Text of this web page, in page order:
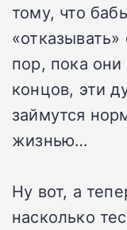
тому, что
пор, пока они
концов, эти
займутся
жизнью…
Ну вот, а
насколько